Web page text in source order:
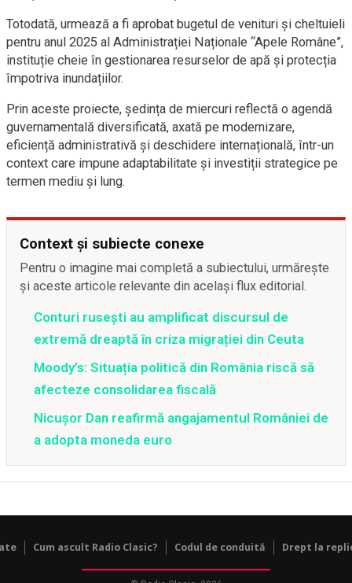
Totodată, urmează a fi aprobat bugetul de venituri și cheltuieli
pentru anul 2025 al Administrației Naționale “Apele Române”,
instituție cheie în gestionarea resurselor de apă și protecția
împotriva inundațiilor.
Prin aceste proiecte, ședința de miercuri reflectă o agendă
guvernamentală diversificată, axată pe modernizare,
eficiență administrativă și deschidere internațională, într-un
context care impune adaptabilitate și investiții strategice pe
termen mediu și lung.
Context și subiecte conexe
Pentru o imagine mai completă a subiectului, urmărește
și aceste articole relevante din același flux editorial.
Conturi rusești au amplificat discursul de
extremă dreaptă în criza migrației din Ceuta
Moody’s: Situația politică din România riscă să
afecteze consolidarea fiscală
Nicușor Dan reafirmă angajamentul României de
a adopta moneda euro
Cum ascult Radio Clasic? Codul de conduită Drept la